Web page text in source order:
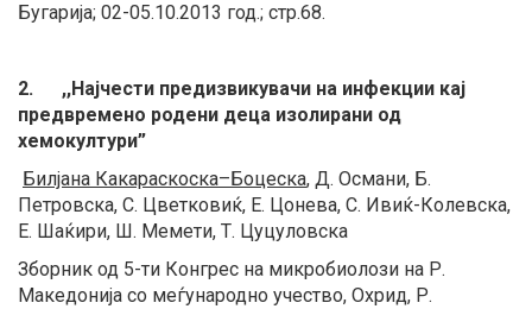
Бугарија; 02-05.10.2013 год.; стр.68.
2. ,,Најчести предизвикувачи на инфекции кај
предвремено родени деца изолирани од
хемокултури”
Билјана Какараскоска–Боцеска, Д. Османи, Б.
Петровска, С. Цветковиќ, Е. Цонева, С. Ивиќ-Колевска,
Е. Шаќири, Ш. Мемети, Т. Цуцуловска
Зборник од 5-ти Конгрес на микробиолози на Р.
Македонија со меѓународно учество, Охрид, Р.